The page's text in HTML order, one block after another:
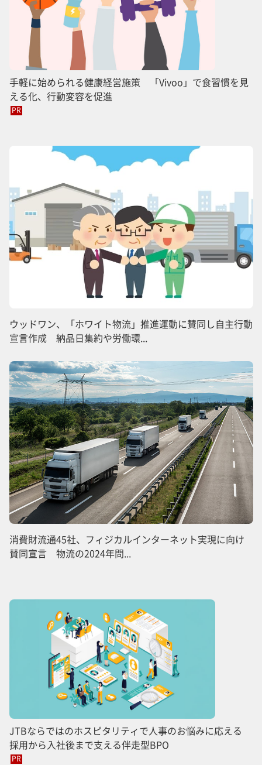
手軽に始められる健康経営施策 「Vivoo」で食習慣を見
える化、行動変容を促進
PR
ウッドワン、「ホワイト物流」推進運動に賛同し自主行動
宣言作成 納品日集約や労働環...
消費財流通45社、フィジカルインターネット実現に向け
賛同宣言 物流の2024年問...
JTBならではのホスピタリティで人事のお悩みに応える
採用から入社後まで支える伴走型BPO
PR